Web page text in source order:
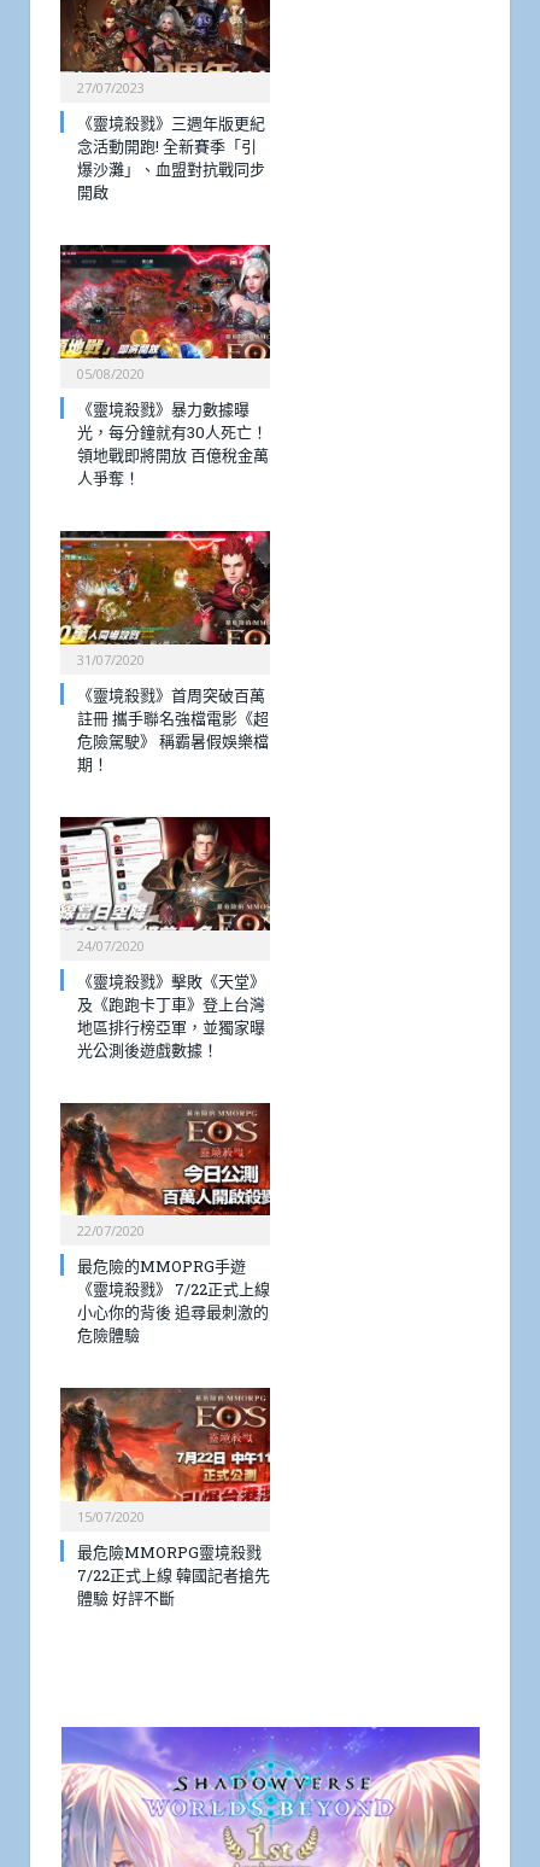
27/07/2023
《靈境殺戮》三週年版更紀
念活動開跑! 全新賽季「引
爆沙灘」、血盟對抗戰同步
開啟
05/08/2020
《靈境殺戮》暴力數據曝
光，每分鐘就有30人死亡！
領地戰即將開放 百億稅金萬
人爭奪！
31/07/2020
《靈境殺戮》首周突破百萬
註冊 攜手聯名強檔電影《超
危險駕駛》 稱霸暑假娛樂檔
期！
24/07/2020
《靈境殺戮》擊敗《天堂》
及《跑跑卡丁車》登上台灣
地區排行榜亞軍，並獨家曝
光公測後遊戲數據！
22/07/2020
最危險的MMOPRG手遊
《靈境殺戮》 7/22正式上線
小心你的背後 追尋最刺激的
危險體驗
15/07/2020
最危險MMORPG靈境殺戮
7/22正式上線 韓國記者搶先
體驗 好評不斷